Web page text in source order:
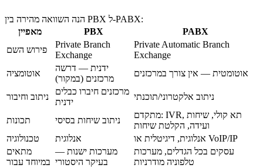
הנה השוואה מהירה בין PBX ל-PABX:
מאפיין
PBX
PABX
פירוש השם
Private Branch
Exchange
Private Automatic Branch
Exchange
אוטומציה
ידנית — דרשה
מרכזנים (במקור)
אוטומטית — אין צורך במרכזנים
ניתוב וחיבור
מרכזנים חיברו כבלים
ידנית
ניתוב אלקטרוני/תוכנתי
תכונות ניתוב שיחות בסיסי
מתקדם: IVR, תא קולי, שיחות
ועידה, הקלטת שיחות
טכנולוגיה
אנלוגית
אנלוגית, דיגיטלית או VoIP/IP
מתאים
במיוחד עבור
מערכות ישנות —
בעיקר היסטורי
עסקים בכל הגדלים, מערכות
טלפוניה מודרניות